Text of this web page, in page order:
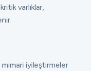
varlıklar,
iyileştirmeler